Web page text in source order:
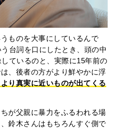
ものを大事にしているんで
台詞を口にしたとき、頭の中
ているのと、実際に15年前の
、後者の方がより鮮やかに浮
り真実に近いものが出てくる
が父親に暴力をふるわれる場
鈴木さんはもちろんすぐ側で